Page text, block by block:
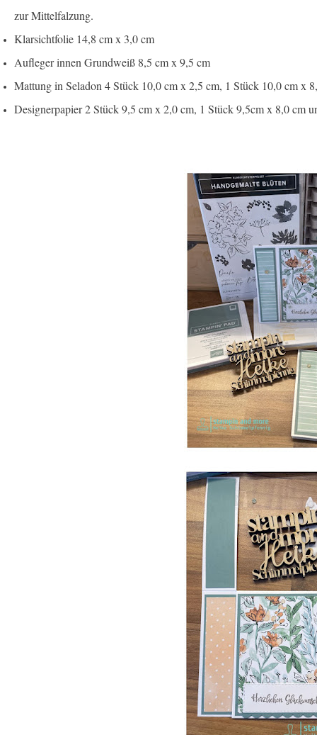
zur Mittelfalzung.
Klarsichtfolie 14,8 cm x 3,0 cm
Aufleger innen Grundweiß 8,5 cm x 9,5 cm
Mattung in Seladon 4 Stück 10,0 cm x 2,5 cm, 1 Stück 10,0 cm x
Designerpapier 2 Stück 9,5 cm x 2,0 cm, 1 Stück 9,5cm x 8,0 cm